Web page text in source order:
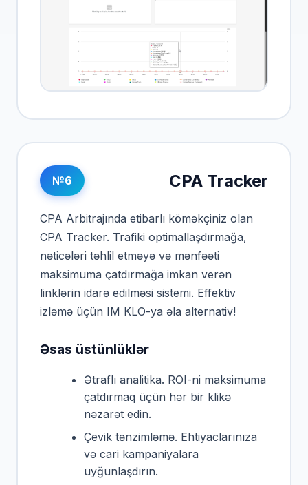
№6 CPA Tracker
CPA Arbitrajında etibarlı köməkçiniz olan
CPA Tracker. Trafiki optimallaşdırmağa,
nəticələri təhlil etməyə və mənfəəti
maksimuma çatdırmağa imkan verən
linklərin idarə edilməsi sistemi. Effektiv
izləmə üçün IM KLO-ya əla alternativ!
Əsas üstünlüklər
Ətraflı analitika. ROI-ni maksimuma
çatdırmaq üçün hər bir klikə
nəzarət edin.
Çevik tənzimləmə. Ehtiyaclarınıza
və cari kampaniyalara
uyğunlaşdırın.